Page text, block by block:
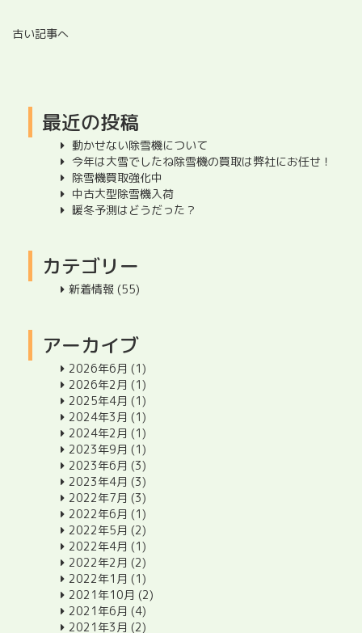
古い記事へ
最近の投稿
動かせない除雪機について
今年は大雪でしたね除雪機の買取は弊社にお任せ！
除雪機買取強化中
中古大型除雪機入荷
暖冬予測はどうだった？
カテゴリー
新着情報 (55)
アーカイブ
2026年6月 (1)
2026年2月 (1)
2025年4月 (1)
2024年3月 (1)
2024年2月 (1)
2023年9月 (1)
2023年6月 (3)
2023年4月 (3)
2022年7月 (3)
2022年6月 (1)
2022年5月 (2)
2022年4月 (1)
2022年2月 (2)
2022年1月 (1)
2021年10月 (2)
2021年6月 (4)
2021年3月 (2)